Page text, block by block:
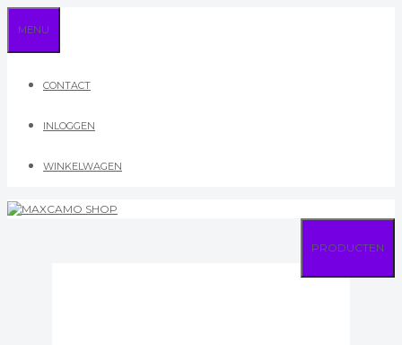
naar
de
MENU
CONTACT
INLOGGEN
WINKELWAGEN
PRODUCTEN